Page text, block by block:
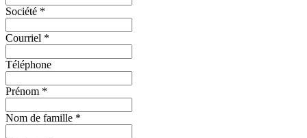
Société *
Courriel *
Téléphone
Prénom *
Nom de famille *